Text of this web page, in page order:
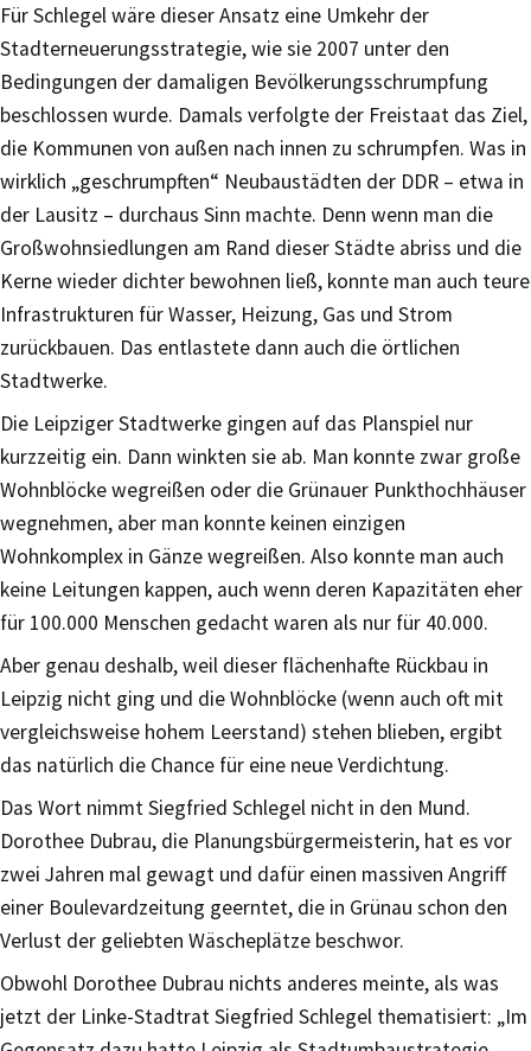
Für Schlegel wäre dieser Ansatz eine Umkehr der
Stadterneuerungsstrategie, wie sie 2007 unter den
Bedingungen der damaligen Bevölkerungsschrumpfung
beschlossen wurde. Damals verfolgte der Freistaat das Ziel,
die Kommunen von außen nach innen zu schrumpfen. Was in
wirklich „geschrumpften“ Neubaustädten der DDR – etwa in
der Lausitz – durchaus Sinn machte. Denn wenn man die
Großwohnsiedlungen am Rand dieser Städte abriss und die
Kerne wieder dichter bewohnen ließ, konnte man auch teure
Infrastrukturen für Wasser, Heizung, Gas und Strom
zurückbauen. Das entlastete dann auch die örtlichen
Stadtwerke.
Die Leipziger Stadtwerke gingen auf das Planspiel nur
kurzzeitig ein. Dann winkten sie ab. Man konnte zwar große
Wohnblöcke wegreißen oder die Grünauer Punkthochhäuser
wegnehmen, aber man konnte keinen einzigen
Wohnkomplex in Gänze wegreißen. Also konnte man auch
keine Leitungen kappen, auch wenn deren Kapazitäten eher
für 100.000 Menschen gedacht waren als nur für 40.000.
Aber genau deshalb, weil dieser flächenhafte Rückbau in
Leipzig nicht ging und die Wohnblöcke (wenn auch oft mit
vergleichsweise hohem Leerstand) stehen blieben, ergibt
das natürlich die Chance für eine neue Verdichtung.
Das Wort nimmt Siegfried Schlegel nicht in den Mund.
Dorothee Dubrau, die Planungsbürgermeisterin, hat es vor
zwei Jahren mal gewagt und dafür einen massiven Angriff
einer Boulevardzeitung geerntet, die in Grünau schon den
Verlust der geliebten Wäscheplätze beschwor.
Obwohl Dorothee Dubrau nichts anderes meinte, als was
jetzt der Linke-Stadtrat Siegfried Schlegel thematisiert: „Im